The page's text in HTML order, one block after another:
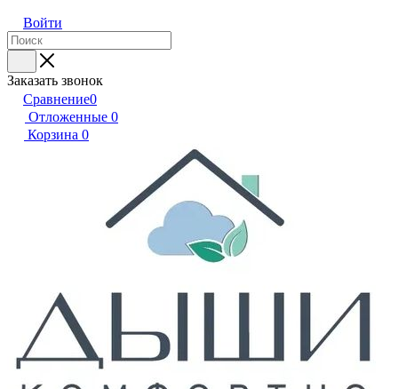
Войти
Заказать звонок
Сравнение0
Отложенные 0
Корзина 0